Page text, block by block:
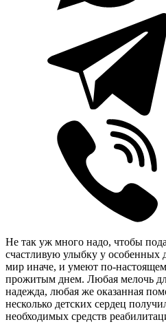
Не так уж много надо, чтобы
счастливую улыбку у
мир иначе, и умеют по-
прожитым днем. Любая мелочь
надежда, любая же оказанная
несколько детских сердец
необходимых средств